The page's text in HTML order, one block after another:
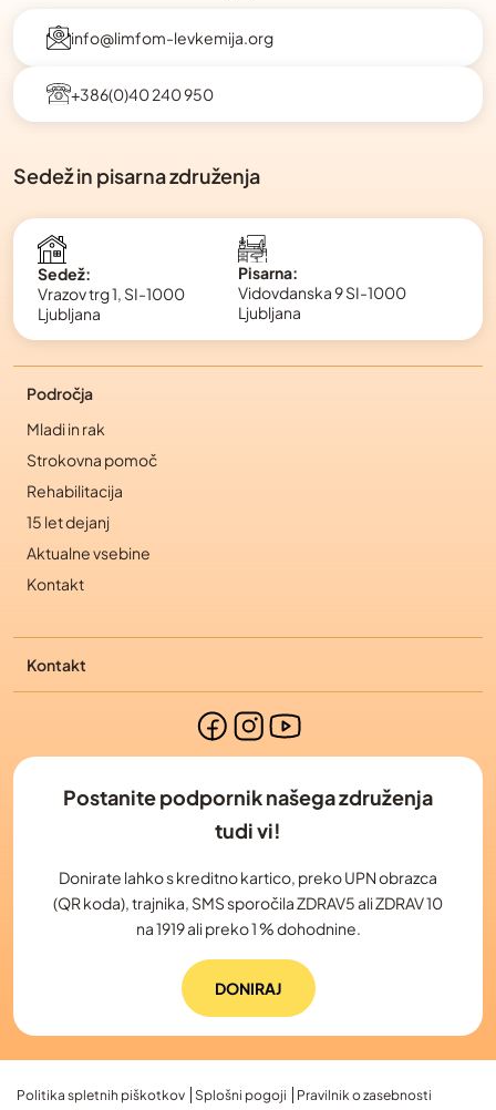
info@limfom-levkemija.org
+386(0)40 240 950
Sedež in pisarna združenja
Sedež:
Vrazov trg 1, SI-1000
Ljubljana
Pisarna:
Vidovdanska 9 SI-1000
Ljubljana
Področja
Mladi in rak
Strokovna pomoč
Rehabilitacija
15 let dejanj
Aktualne vsebine
Kontakt
Kontakt
Postanite podpornik našega združenja
tudi vi!
Donirate lahko s kreditno kartico, preko UPN obrazca
(QR koda), trajnika, SMS sporočila ZDRAV5 ali ZDRAV 10
na 1919 ali preko 1 % dohodnine.
DONIRAJ
Politika spletnih piškotkov Splošni pogoji Pravilnik o zasebnosti